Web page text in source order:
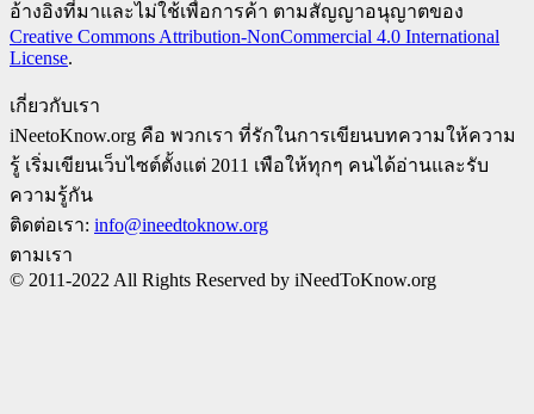
อ้างอิงที่มาและไม่ใช้เพื่อการค้า ตามสัญญาอนุญาตของ
Creative Commons Attribution-NonCommercial 4.0 International
License.
เกี่ยวกับเรา
iNeetoKnow.org คือ พวกเรา ที่รักในการเขียนบทความให้ความ
รู้ เริ่มเขียนเว็บไซต์ตั้งแต่ 2011 เพือให้ทุกๆ คนได้อ่านและรับ
ความรู้กัน
ติดต่อเรา: info@ineedtoknow.org
ตามเรา
© 2011-2022 All Rights Reserved by iNeedToKnow.org